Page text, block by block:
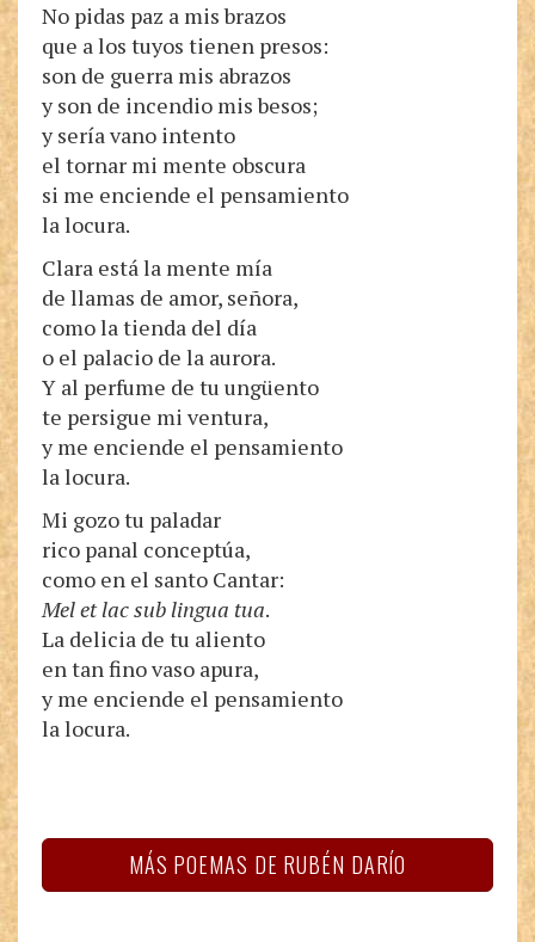
No pidas paz a mis brazos
que a los tuyos tienen presos:
son de guerra mis abrazos
y son de incendio mis besos;
y sería vano intento
el tornar mi mente obscura
si me enciende el pensamiento
la locura.
Clara está la mente mía
de llamas de amor, señora,
como la tienda del día
o el palacio de la aurora.
Y al perfume de tu ungüento
te persigue mi ventura,
y me enciende el pensamiento
la locura.
Mi gozo tu paladar
rico panal conceptúa,
como en el santo Cantar:
Mel et lac sub lingua tua.
La delicia de tu aliento
en tan fino vaso apura,
y me enciende el pensamiento
la locura.
MÁS POEMAS DE RUBÉN DARÍO